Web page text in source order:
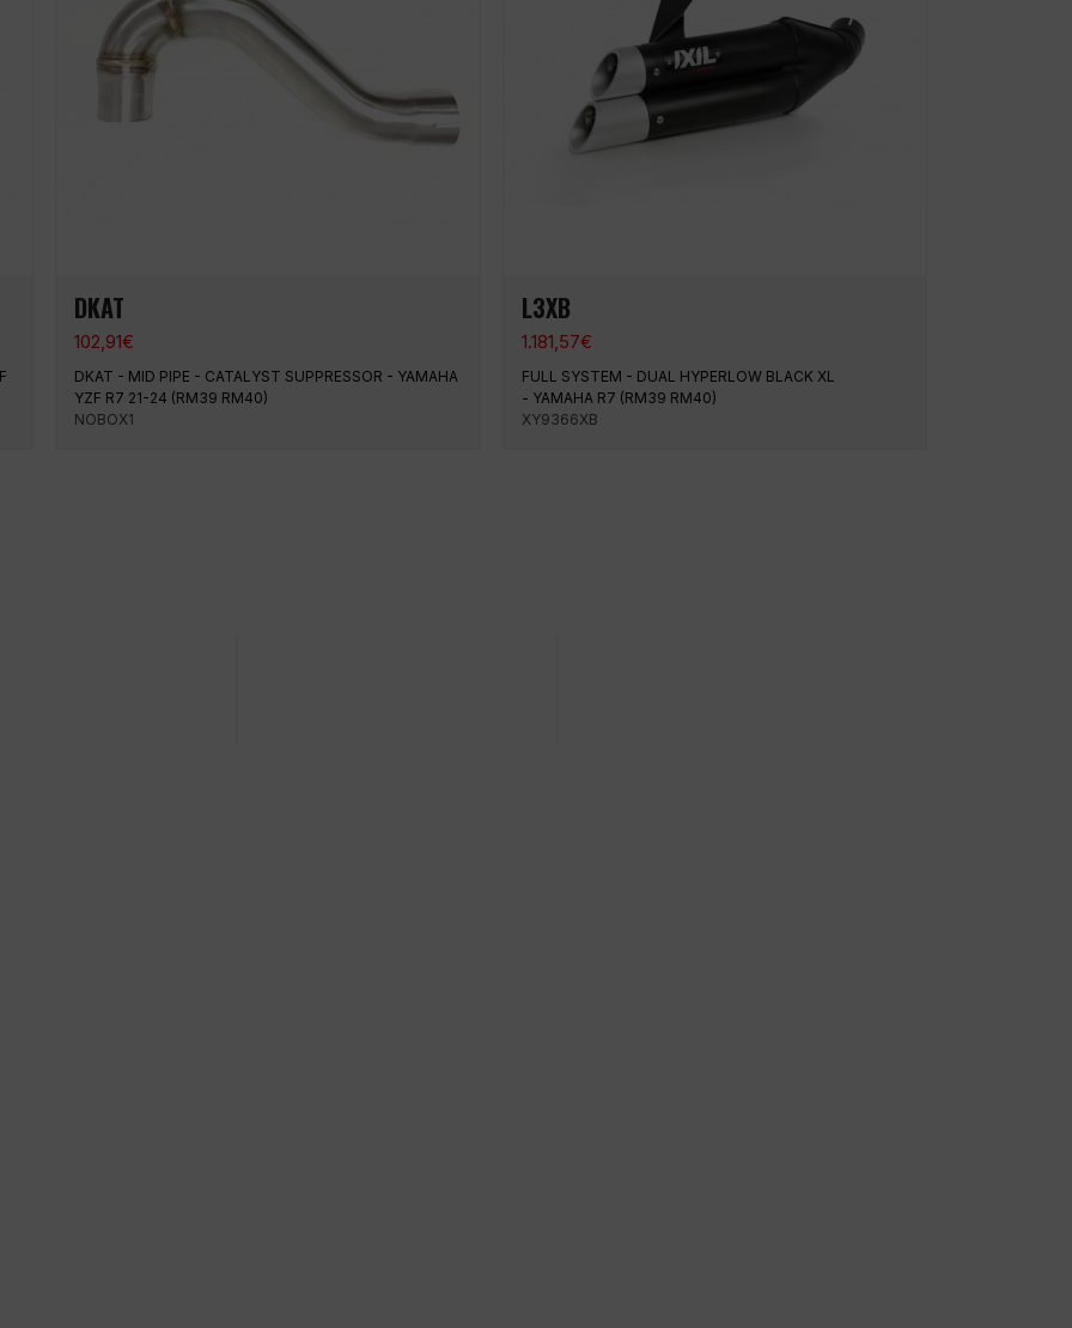
DKAT
102,91€
DKAT - MID PIPE - CATALYST SUPPRESSOR - YAMAHA
YZF R7 21-24 (RM39 RM40)
NOBOX1
L3XB
1.181,57€
FULL SYSTEM - DUAL HYPERLOW BLACK XL
- YAMAHA R7 (RM39 RM40)
XY9366XB